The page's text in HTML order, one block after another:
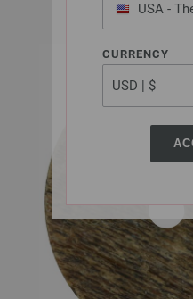
USA -
of America
CURRENCY